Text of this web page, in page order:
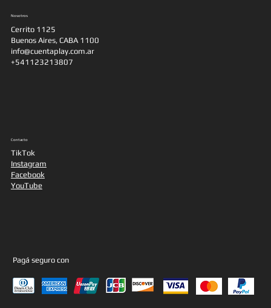
Nosotros
Cerrito 1125
Buenos Aires, CABA 1100
info@cuentaplay.com.ar
+541123213807
Contacto
TikTok
Instagram
Facebook
YouTube
Pagá seguro con